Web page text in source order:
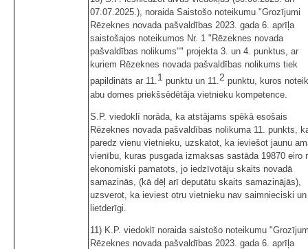
07.07.2025.), noraida Saistošo noteikumu "Grozījumi
Rēzeknes novada pašvaldības 2023. gada 6. aprīļa
saistošajos noteikumos Nr. 1 "Rēzeknes novada
pašvaldības nolikums"" projekta 3. un 4. punktus, ar
kuriem Rēzeknes novada pašvaldības nolikums tiek
papildināts ar 11.1 punktu un 11.2 punktu, kuros
abu domes priekšsēdētāja vietnieku kompetence.
S.P. viedoklī norāda, ka atstājams spēkā esošais
Rēzeknes novada pašvaldības nolikuma 11. punkts,
paredz vienu vietnieku, uzskatot, ka ieviešot jaunu
vienību, kuras pusgada izmaksas sastāda 19870 eiro
ekonomiski pamatots, jo iedzīvotāju skaits novadā
samazinās, (kā dēļ arī deputātu skaits samazinājās),
uzsverot, ka ieviest otru vietnieku nav saimnieciski un
lietderīgi.
11) K.P. viedoklī noraida saistošo noteikumu
Rēzeknes novada pašvaldības 2023. gada 6. aprīļa